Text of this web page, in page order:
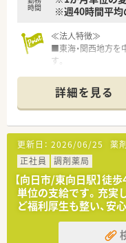
■産休育休の取得
時間
※週40時間平均
≪法人特徴≫
■東海・関西地方を
す。
やすい環境です。
■育児休暇制度も
3年生まで利用可能
≪店舗特徴≫
■処方箋枚数も多く
■レジ打ちや納品な
■処方箋の待合スペ
だける環境です。
詳細を見る
更新日： 2026/06/25 薬
正社員
調剤薬局
【向日市/東向日駅】徒
単位の支給です。充実
ど福利厚生も整い、安